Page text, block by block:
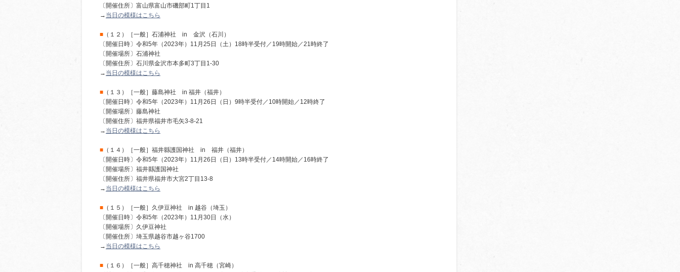
〔開催住所〕富山県富山市磯部町1丁目1
→ 当日の模様はこちら
■ （１２）［一般］石浦神社 in 金沢（石川）
〔開催日時〕令和5年（2023年）11月25日（土）18時半受付／19時開始／21時終了
〔開催場所〕石浦神社
〔開催住所〕石川県金沢市本多町3丁目1-30
→ 当日の模様はこちら
■ （１３）［一般］藤島神社 in 福井（福井）
〔開催日時〕令和5年（2023年）11月26日（日）9時半受付／10時開始／12時終了
〔開催場所〕藤島神社
〔開催住所〕福井県福井市毛矢3-8-21
→ 当日の模様はこちら
■ （１４）［一般］福井縣護国神社 in 福井（福井）
〔開催日時〕令和5年（2023年）11月26日（日）13時半受付／14時開始／16時終了
〔開催場所〕福井縣護国神社
〔開催住所〕福井県福井市大宮2丁目13-8
→ 当日の模様はこちら
■ （１５）［一般］久伊豆神社 in 越谷（埼玉）
〔開催日時〕令和5年（2023年）11月30日（水）
〔開催場所〕久伊豆神社
〔開催住所〕埼玉県越谷市越ヶ谷1700
→ 当日の模様はこちら
■ （１６）［一般］高千穂神社 in 高千穂（宮崎）